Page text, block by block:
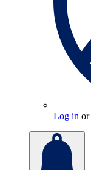
Log in or